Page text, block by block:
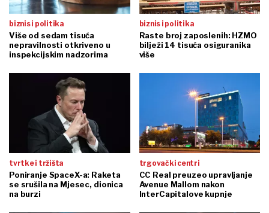
biznis i politika
Više od sedam tisuća
nepravilnosti otkriveno u
inspekcijskim nadzorima
biznis i politika
Raste broj zaposlenih: HZMO
bilježi 14 tisuća osiguranika
više
tvrtke i tržišta
Poniranje SpaceX-a: Raketa
se srušila na Mjesec, dionica
na burzi
trgovački centri
CC Real preuzeo upravljanje
Avenue Mallom nakon
InterCapitalove kupnje